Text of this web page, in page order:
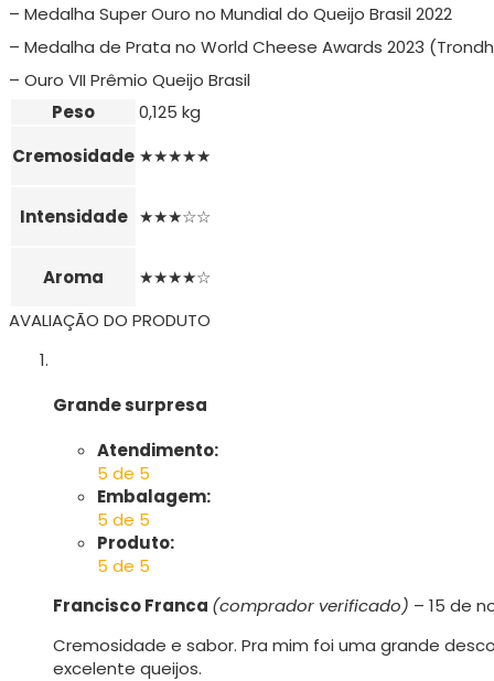
– Medalha Super Ouro no Mundial do Queijo Brasil 2022
– Medalha de Prata no World Cheese Awards 2023
– Ouro VII Prêmio Queijo Brasil
Peso
0,125 kg
Cremosidade ★★★★★
Intensidade ★★★☆☆
Aroma
★★★★☆
AVALIAÇÃO DO PRODUTO
Grande surpresa
Atendimento:
5 de 5
Embalagem:
5 de 5
Produto:
5 de 5
Francisco Franca (comprador verificado) – 15 de
Cremosidade e sabor. Pra mim foi uma grande
excelente queijos.